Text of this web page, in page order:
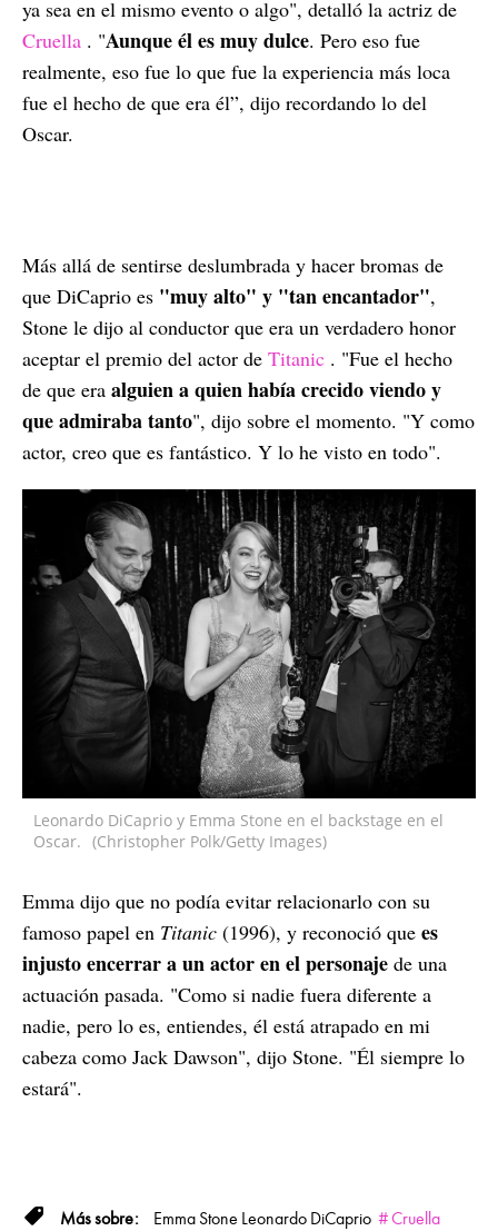
ya sea en el mismo evento o algo", detalló la actriz de
Cruella . "Aunque él es muy dulce. Pero eso fue
realmente, eso fue lo que fue la experiencia más loca
fue el hecho de que era él”, dijo recordando lo del
Oscar.
Más allá de sentirse deslumbrada y hacer bromas de
que DiCaprio es "muy alto" y "tan encantador",
Stone le dijo al conductor que era un verdadero honor
aceptar el premio del actor de Titanic . "Fue el hecho
de que era alguien a quien había crecido viendo y
que admiraba tanto", dijo sobre el momento. "Y como
actor, creo que es fantástico. Y lo he visto en todo".
Leonardo DiCaprio y Emma Stone en el backstage en el
Oscar. (Christopher Polk/Getty Images)
Emma dijo que no podía evitar relacionarlo con su
famoso papel en Titanic (1996), y reconoció que es
injusto encerrar a un actor en el personaje de una
actuación pasada. "Como si nadie fuera diferente a
nadie, pero lo es, entiendes, él está atrapado en mi
cabeza como Jack Dawson", dijo Stone. "Él siempre lo
estará".
Emma Stone Leonardo DiCaprio
Cruella